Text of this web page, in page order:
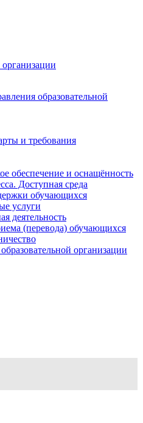
образовательной
и требования
обеспечение и оснащённость
Доступная среда
обучающихся
услуги
деятельность
(перевода) обучающихся
организации